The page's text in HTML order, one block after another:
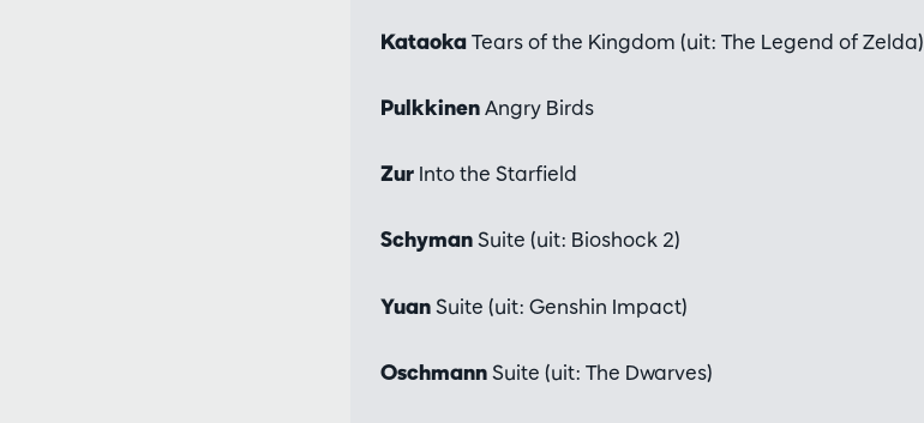
KataokaTears of the Kingdom (uit: The Legend of Zelda)
PulkkinenAngry Birds
Zur Into the Starfield
SchymanSuite (uit: Bioshock 2)
YuanSuite (uit: Genshin Impact)
OschmannSuite (uit: The Dwarves)